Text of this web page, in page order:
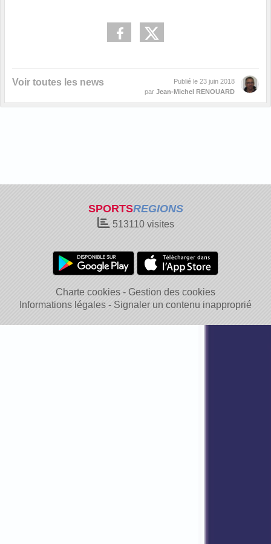
Voir toutes les news Publié le 23 juin 2018
par Jean-Michel RENOUARD
SPORTSREGIONS
513110visites
Charte cookies
Gestion des cookies
Informations légales
Signaler un contenu inapproprié